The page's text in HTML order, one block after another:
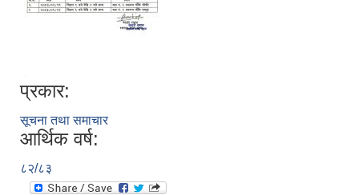
प्रकार:
सूचना तथा समाचार
आर्थिक वर्ष:
८२/८३